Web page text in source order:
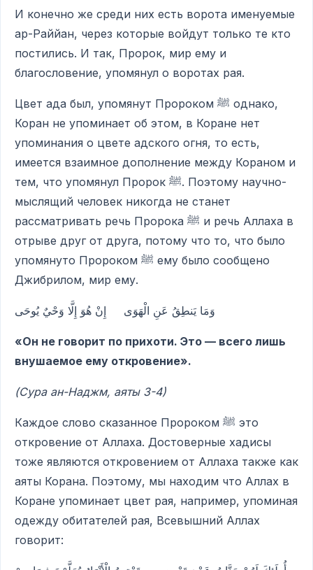
И конечно же среди них есть ворота именуемые
ар-Раййан, через которые войдут только те кто
постились. И так, Пророк, мир ему и
благословение, упомянул о воротах рая.
Цвет ада был, упомянут Пророком ﷺ однако,
Коран не упоминает об этом, в Коране нет
упоминания о цвете адского огня, то есть,
имеется взаимное дополнение между Кораном и
тем, что упомянул Пророк ﷺ. Поэтому научно-
мыслящий человек никогда не станет
рассматривать речь Пророка ﷺ и речь Аллаха в
отрыве друг от друга, потому что то, что было
упомянуто Пророком ﷺ ему было сообщено
Джибрилом, мир ему.
وَمَا يَنطِقُ عَنِ الْهَوَى إِنْ هُوَ إِلَّا وَحْيٌ يُوحَى
«Он не говорит по прихоти. Это — всего лишь
внушаемое ему откровение».
(Сура ан-Наджм, аяты 3-4)
Каждое слово сказанное Пророком ﷺ это
откровение от Аллаха. Достоверные хадисы
тоже являются откровением от Аллаха также как
аяты Корана. Поэтому, мы находим что Аллах в
Коране упоминает цвет рая, например, упоминая
одежду обитателей рая, Всевышний Аллах
говорит: